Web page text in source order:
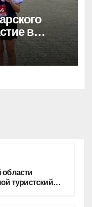
в
туристский